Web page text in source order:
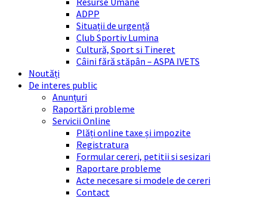
ADPP
Situații de urgență
Club Sportiv Lumina
Cultură, Sport si Tineret
Câini fără stăpân – ASPA IVETS
Noutăți
De interes public
Anunțuri
Raportări probleme
Servicii Online
Plăți online taxe și impozite
Registratura
Formular cereri, petitii si sesizari
Raportare probleme
Acte necesare si modele de cereri
Contact